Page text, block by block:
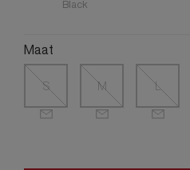
Black
Maat
S M L